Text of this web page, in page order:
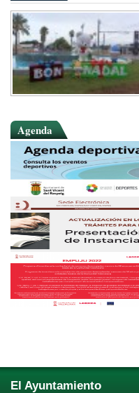
Agenda
El Ayuntamiento